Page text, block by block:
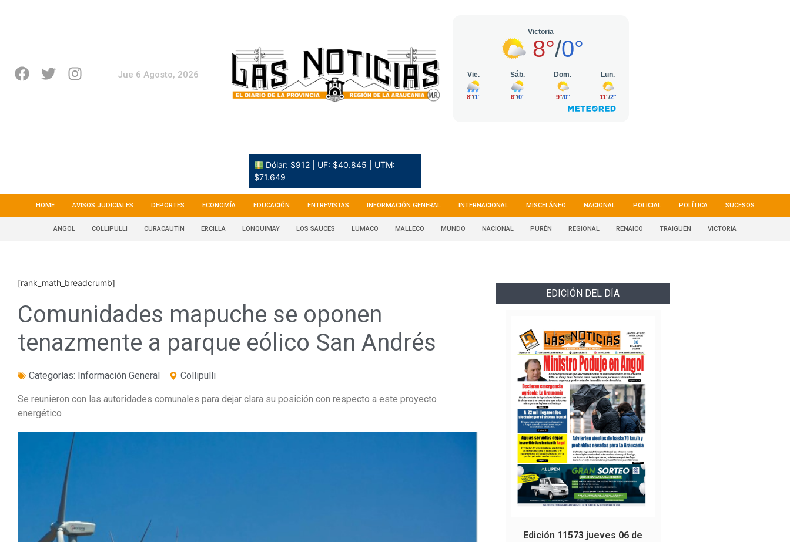
Jue 6 Agosto, 2026
Dólar: $912 | UF: $40.845 | UTM:
$71.649
HOME AVISOS JUDICIALES DEPORTES ECONOMÍA EDUCACIÓN ENTREVISTAS INFORMACIÓN GENERAL INTERNACIONAL MISCELÁNEO NACIONAL POLICIAL POLÍTICA SUCESOS
ANGOL COLLIPULLI CURACAUTÍN ERCILLA LONQUIMAY LOS SAUCES LUMACO MALLECO MUNDO NACIONAL PURÉN REGIONAL RENAICO TRAIGUÉN VICTORIA
[rank_math_breadcrumb]
Comunidades mapuche se oponen
tenazmente a parque eólico San Andrés
Categorías: Información General Collipulli
Se reunieron con las autoridades comunales para dejar clara su posición con respecto a este proyecto
energético
EDICIÓN DEL DÍA
Edición 11573 jueves 06 de